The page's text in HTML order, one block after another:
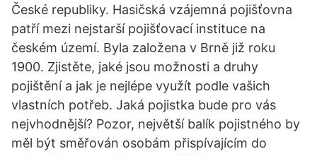
České republiky. Hasičská vzájemná pojišťovna
patří mezi nejstarší pojišťovací instituce na
českém území. Byla založena v Brně již roku
1900. Zjistěte, jaké jsou možnosti a druhy
pojištění a jak je nejlépe využít podle vašich
vlastních potřeb. Jaká pojistka bude pro vás
nejvhodnější? Pozor, největší balík pojistného by
měl být směřován osobám přispívajícím do